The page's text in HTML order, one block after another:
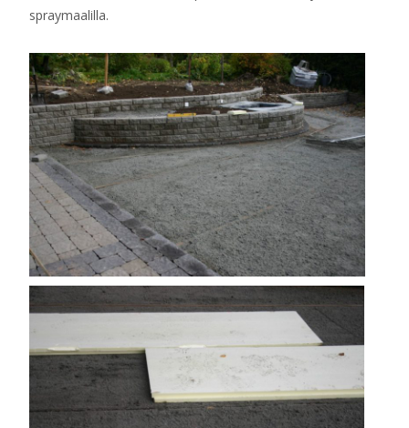
spraymaalilla.